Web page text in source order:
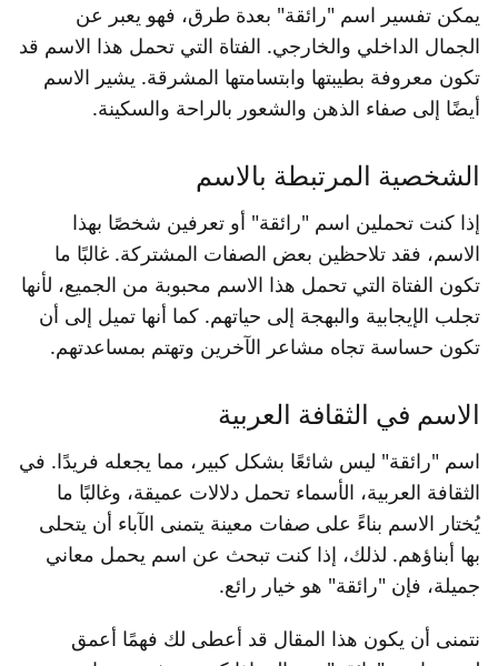
يمكن تفسير اسم "رائقة" بعدة طرق، فهو يعبر عن
الجمال الداخلي والخارجي. الفتاة التي تحمل هذا الاسم قد
تكون معروفة بطيبتها وابتسامتها المشرقة. يشير الاسم
أيضًا إلى صفاء الذهن والشعور بالراحة والسكينة.
الشخصية المرتبطة بالاسم
إذا كنت تحملين اسم "رائقة" أو تعرفين شخصًا بهذا
الاسم، فقد تلاحظين بعض الصفات المشتركة. غالبًا ما
تكون الفتاة التي تحمل هذا الاسم محبوبة من الجميع، لأنها
تجلب الإيجابية والبهجة إلى حياتهم. كما أنها تميل إلى أن
تكون حساسة تجاه مشاعر الآخرين وتهتم بمساعدتهم.
الاسم في الثقافة العربية
اسم "رائقة" ليس شائعًا بشكل كبير، مما يجعله فريدًا. في
الثقافة العربية، الأسماء تحمل دلالات عميقة، وغالبًا ما
يُختار الاسم بناءً على صفات معينة يتمنى الآباء أن يتحلى
بها أبناؤهم. لذلك، إذا كنت تبحث عن اسم يحمل معاني
جميلة، فإن "رائقة" هو خيار رائع.
نتمنى أن يكون هذا المقال قد أعطى لك فهمًا أعمق